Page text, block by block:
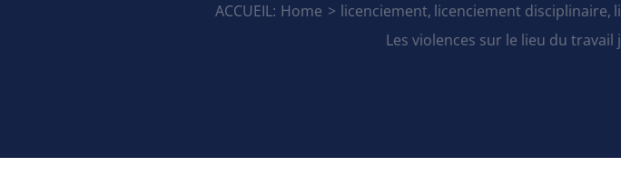
ACCUEIL: Home licenciement licenciement disciplinaire
Les violences sur le lieu du